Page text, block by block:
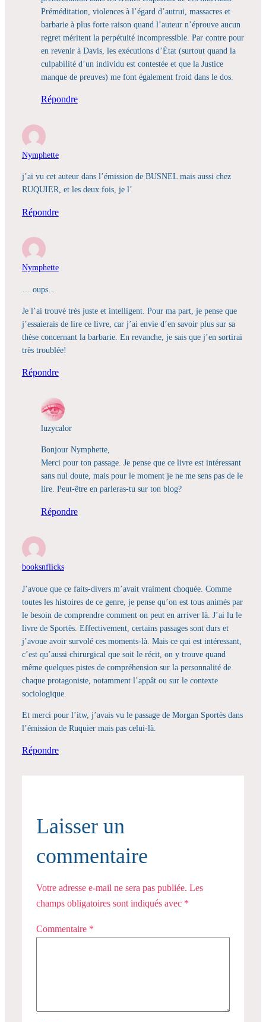
Préméditation, violences à l’égard d’autrui, massacres et
barbarie à plus forte raison quand l’auteur n’éprouve aucun
regret méritent la perpétuité incompressible. Par contre pour
en revenir à Davis, les exécutions d’État (surtout quand la
culpabilité d’un individu est contestée et que la Justice
manque de preuves) me font également froid dans le dos.
Répondre
Nymphette
j’ai vu cet auteur dans l’émission de BUSNEL mais aussi chez
RUQUIER, et les deux fois, je l’
Répondre
Nymphette
… oups…
Je l’ai trouvé très juste et intelligent. Pour ma part, je pense que
j’essaierais de lire ce livre, car j’ai envie d’en savoir plus sur sa
thèse concernant la barbarie. En revanche, je sais que j’en sortirai
très troublée!
Répondre
luzycalor
Bonjour Nymphette,
Merci pour ton passage. Je pense que ce livre est intéressant
sans nul doute, mais pour le moment je ne me sens pas de le
lire. Peut-être en parleras-tu sur ton blog?
Répondre
booksnflicks
J’avoue que ce faits-divers m’avait vraiment choquée. Comme
toutes les histoires de ce genre, je pense qu’on est tous animés par
le besoin de comprendre comment on peut en arriver là. J’ai lu le
livre de Sportès. Effectivement, certains passages sont durs et
j’avoue avoir survolé ces moments-là. Mais ce qui est intéressant,
c’est qu’aussi chirurgical que soit le récit, on y trouve quand
même quelques pistes de compréhension sur la personnalité de
chaque protagoniste, notamment l’appât ou sur le contexte
sociologique.
Et merci pour l’itw, j’avais vu le passage de Morgan Sportès dans
l’émission de Ruquier mais pas celui-là.
Répondre
Laisser un
commentaire
Votre adresse e-mail ne sera pas publiée. Les
champs obligatoires sont indiqués avec *
Commentaire *